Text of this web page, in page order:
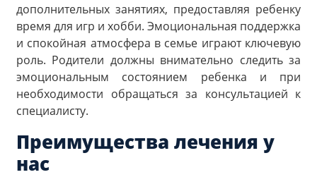
дополнительных занятиях, предоставляя ребенку
время для игр и хобби. Эмоциональная поддержка
и спокойная атмосфера в семье играют ключевую
роль. Родители должны внимательно следить за
эмоциональным состоянием ребенка и при
необходимости обращаться за консультацией к
специалисту.
Преимущества лечения у
нас